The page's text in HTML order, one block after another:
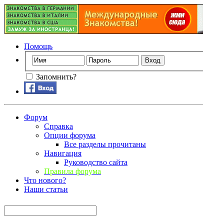
Помощь
Запомнить?
Форум
Справка
Опции форума
Все разделы прочитаны
Навигация
Руководство сайта
Правила форума
Что нового?
Наши статьи